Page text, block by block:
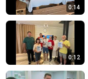
0:14
0:12